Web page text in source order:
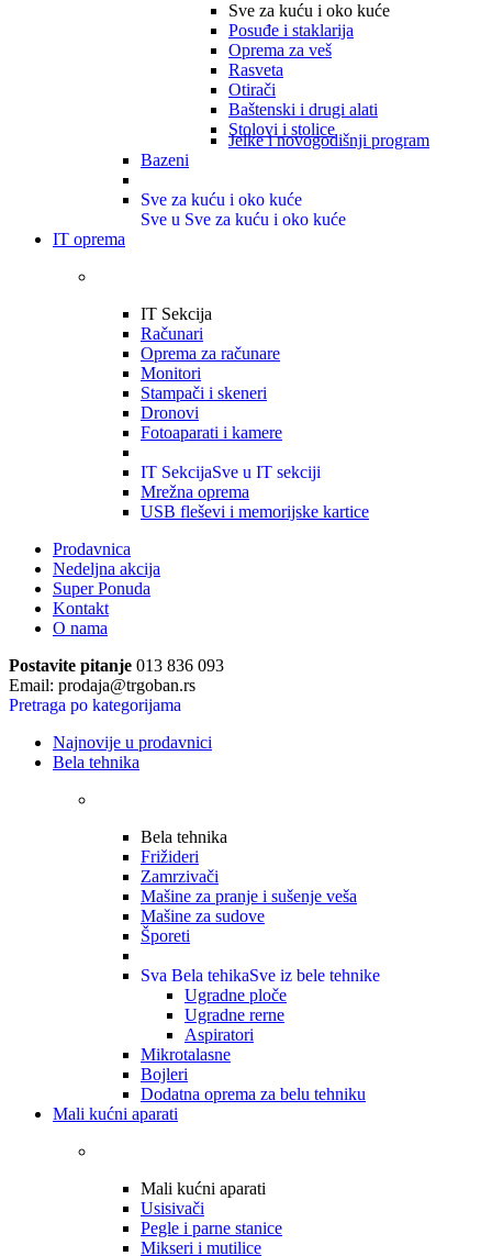
Sve za kuću i oko kuće
Posuđe i staklarija
Oprema za veš
Rasveta
Otirači
Baštenski i drugi alati
Stolovi i stolice
Jelke i novogodišnji program
Bazeni
Sve za kuću i oko kuće
Sve u Sve za kuću i oko kuće
IT oprema
IT Sekcija
Računari
Oprema za računare
Monitori
Stampači i skeneri
Dronovi
Fotoaparati i kamere
IT SekcijaSve u IT sekciji
Mrežna oprema
USB fleševi i memorijske kartice
Prodavnica
Nedeljna akcija
Super Ponuda
Kontakt
O nama
Postavite pitanje 013 836 093
Email: prodaja@trgoban.rs
Pretraga po kategorijama
Najnovije u prodavnici
Bela tehnika
Bela tehnika
Frižideri
Zamrzivači
Mašine za pranje i sušenje veša
Mašine za sudove
Šporeti
Sva Bela tehikaSve iz bele tehnike
Ugradne ploče
Ugradne rerne
Aspiratori
Mikrotalasne
Bojleri
Dodatna oprema za belu tehniku
Mali kućni aparati
Mali kućni aparati
Usisivači
Pegle i parne stanice
Mikseri i mutilice